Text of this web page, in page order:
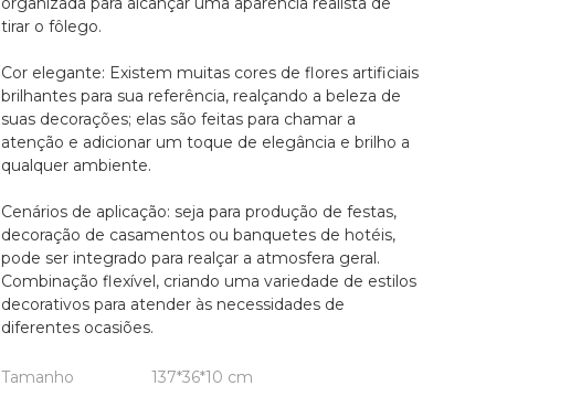
tirar o fôlego.
Cor elegante: Existem muitas cores de flores artificiais
brilhantes para sua referência, realçando a beleza de
suas decorações; elas são feitas para chamar a
atenção e adicionar um toque de elegância e brilho a
qualquer ambiente.
Cenários de aplicação: seja para produção de festas,
decoração de casamentos ou banquetes de hotéis,
pode ser integrado para realçar a atmosfera geral.
Combinação flexível, criando uma variedade de estilos
decorativos para atender às necessidades de
diferentes ocasiões.
Tamanho 137*36*10 cm